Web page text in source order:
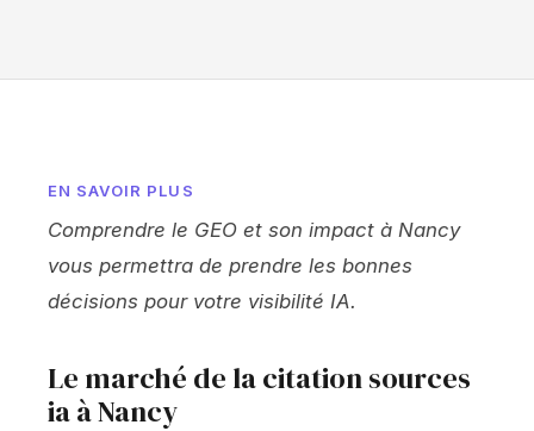
EN SAVOIR PLUS
Comprendre le GEO et son impact à Nancy
vous permettra de prendre les bonnes
décisions pour votre visibilité IA.
Le marché de la citation sources
ia à Nancy